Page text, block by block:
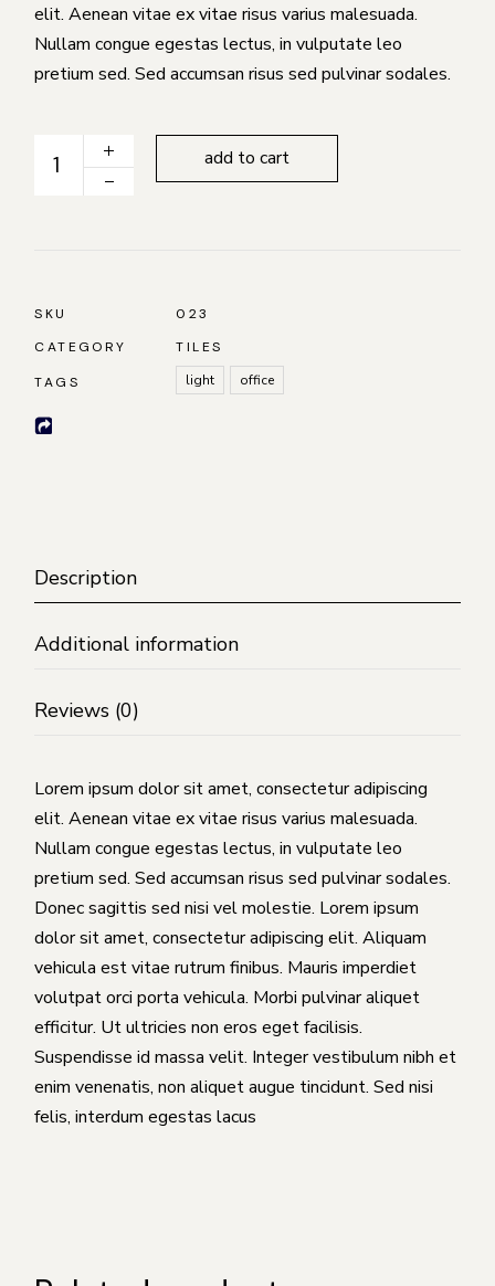
elit. Aenean vitae ex vitae risus varius malesuada.
Nullam congue egestas lectus, in vulputate leo
pretium sed. Sed accumsan risus sed pulvinar sodales.
Rare Porcelain quantity
add to cart
SKU
023
CATEGORY
TILES
TAGS
light office
Description
Additional information
Reviews (0)
Lorem ipsum dolor sit amet, consectetur adipiscing
elit. Aenean vitae ex vitae risus varius malesuada.
Nullam congue egestas lectus, in vulputate leo
pretium sed. Sed accumsan risus sed pulvinar sodales.
Donec sagittis sed nisi vel molestie. Lorem ipsum
dolor sit amet, consectetur adipiscing elit. Aliquam
vehicula est vitae rutrum finibus. Mauris imperdiet
volutpat orci porta vehicula. Morbi pulvinar aliquet
efficitur. Ut ultricies non eros eget facilisis.
Suspendisse id massa velit. Integer vestibulum nibh et
enim venenatis, non aliquet augue tincidunt. Sed nisi
felis, interdum egestas lacus